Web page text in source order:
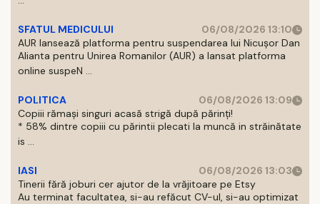
SFATUL MEDICULUI
06/08/2026 13:10
AUR lansează platforma pentru suspendarea lui Nicușor Dan
Alianta pentru Unirea Romanilor (AUR) a lansat platforma
online suspeN ...
POLITICA
06/08/2026 13:09
Copiii rămași singuri acasă strigă după părinți!
* 58% dintre copiii cu părintii plecati la muncă in străinătate
is ...
IASI
06/08/2026 13:03
Tinerii fără joburi cer ajutor de la vrăjitoare pe Etsy
Au terminat facultatea, si-au refăcut CV-ul, si-au optimizat